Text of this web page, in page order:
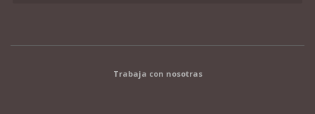
Trabaja con nosotras